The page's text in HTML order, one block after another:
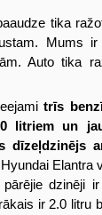
tika
Mums
Auto tika
trīs
litriem un
dīzeļdzinējs
Elantra
dzinēji
ir 2.0 litru